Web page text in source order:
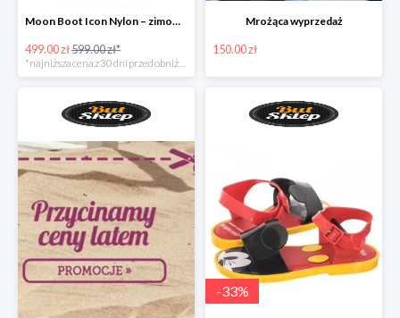
Moon Boot Icon Nylon – zimowe śniegowce dla dzieci
499.00 zł599.00 zł*
Mrożąca wyprzedaż
150.00 zł
-33%